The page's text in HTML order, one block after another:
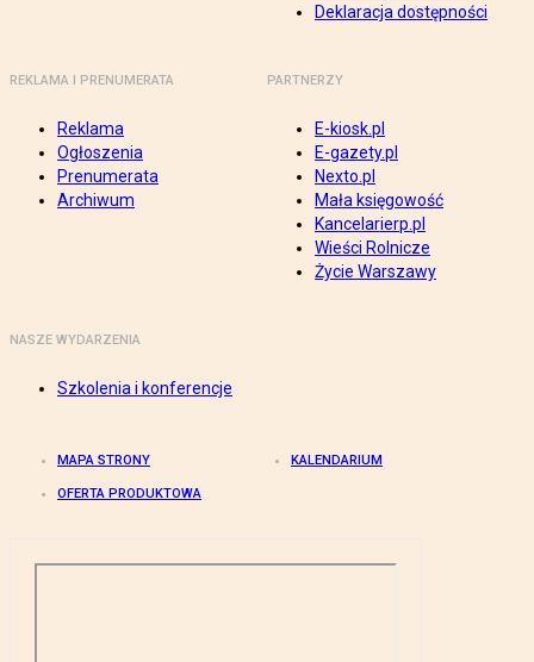
Deklaracja dostępności
REKLAMA I PRENUMERATA
Reklama
Ogłoszenia
Prenumerata
Archiwum
PARTNERZY
E-kiosk.pl
E-gazety.pl
Nexto.pl
Mała księgowość
Kancelarierp.pl
Wieści Rolnicze
Życie Warszawy
NASZE WYDARZENIA
Szkolenia i konferencje
MAPA STRONY KALENDARIUM
OFERTA PRODUKTOWA